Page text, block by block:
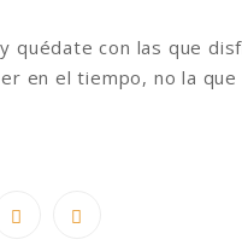
quédate con las que
en el tiempo, no la que